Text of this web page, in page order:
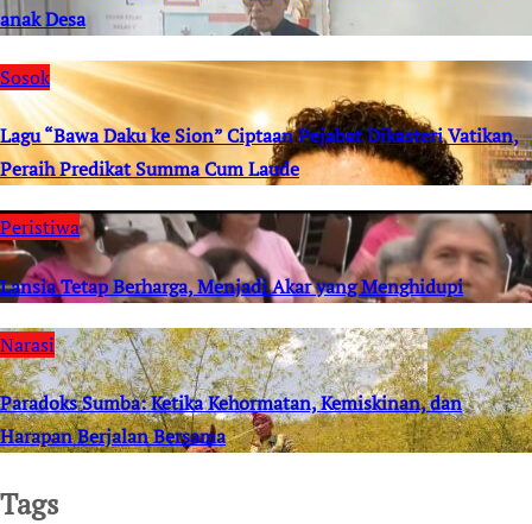
anak Desa
Sosok
Lagu “Bawa Daku ke Sion” Ciptaan Pejabat Dikasteri Vatikan,
Peraih Predikat Summa Cum Laude
Peristiwa
Lansia Tetap Berharga, Menjadi Akar yang Menghidupi
Narasi
Paradoks Sumba: Ketika Kehormatan, Kemiskinan, dan
Harapan Berjalan Bersama
Tags